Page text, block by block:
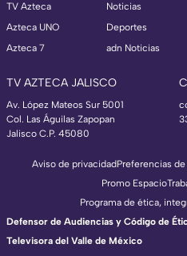
TV Azteca
Azteca UNO
Azteca 7
Noticias
Deportes
adn Noticias
TV AZTECA JALISCO
Av. López Mateos Sur 5001
Col. Las Águilas Zapopan
Jalisco C.P. 45080
Aviso de privacidadPreferencias
Promo Espacio
Programa de ética,
Defensor de Audiencias y Código de
Televisora del Valle de México